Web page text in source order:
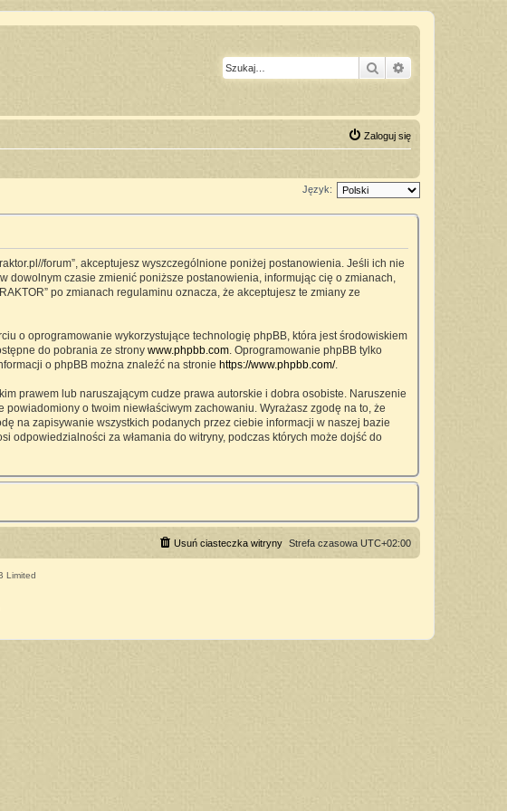
Szukaj
Zaloguj się
Język:
forum”, akceptujesz wyszczególnione poniżej postanowienia. Jeśli ich nie
dowolnym czasie zmienić poniższe postanowienia, informując cię o zmianach,
po zmianach regulaminu oznacza, że akceptujesz te zmiany ze
o oprogramowanie wykorzystujące technologię phpBB, która jest środowiskiem
do pobrania ze strony www.phpbb.com . Oprogramowanie phpBB tylko
o phpBB można znaleźć na stronie https://www.phpbb.com/.
prawem lub naruszającym cudze prawa autorskie i dobra osobiste. Naruszenie
o twoim niewłaściwym zachowaniu. Wyrażasz zgodę na to, że
na zapisywanie wszystkich podanych przez ciebie informacji w naszej bazie
odpowiedzialności za włamania do witryny, podczas których może dojść do
Strefa czasowa UTC+02:00
Usuń ciasteczka witryny
Limited